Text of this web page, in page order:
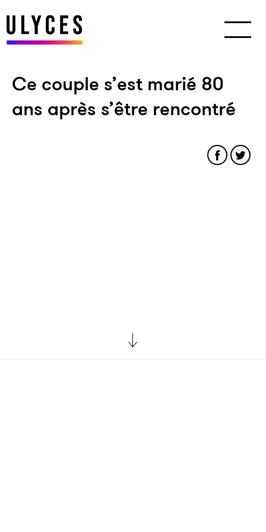
Ce couple s’est marié 80
ans après s’être rencontré